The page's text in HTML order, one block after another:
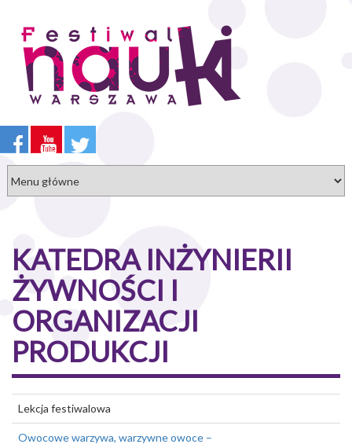
treści
KATEDRA INŻYNIERII
ŻYWNOŚCI I
ORGANIZACJI
PRODUKCJI
Lekcja festiwalowa
Owocowe warzywa, warzywne owoce –